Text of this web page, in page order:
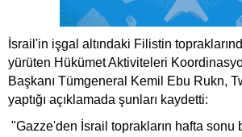
İsrail'in işgal altındaki Filistin
yürüten Hükümet Aktiviteleri
Başkanı Tümgeneral Kemil Ebu Rukn,
yaptığı açıklamada şunları kaydetti:
"Gazze'den İsrail toprakların hafta sonu